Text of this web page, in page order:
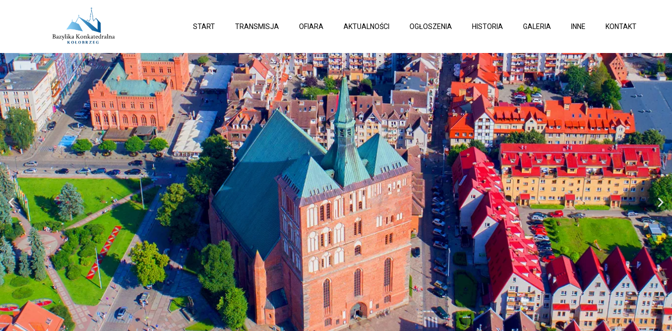
START TRANSMISJA OFIARA AKTUALNOŚCI OGŁOSZENIA HISTORIA GALERIA INNE KONTAKT